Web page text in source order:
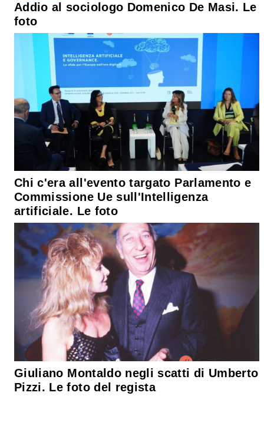
Addio al sociologo Domenico De Masi. Le
foto
Chi c'era all'evento targato Parlamento e
Commissione Ue sull'Intelligenza
artificiale. Le foto
Giuliano Montaldo negli scatti di Umberto
Pizzi. Le foto del regista